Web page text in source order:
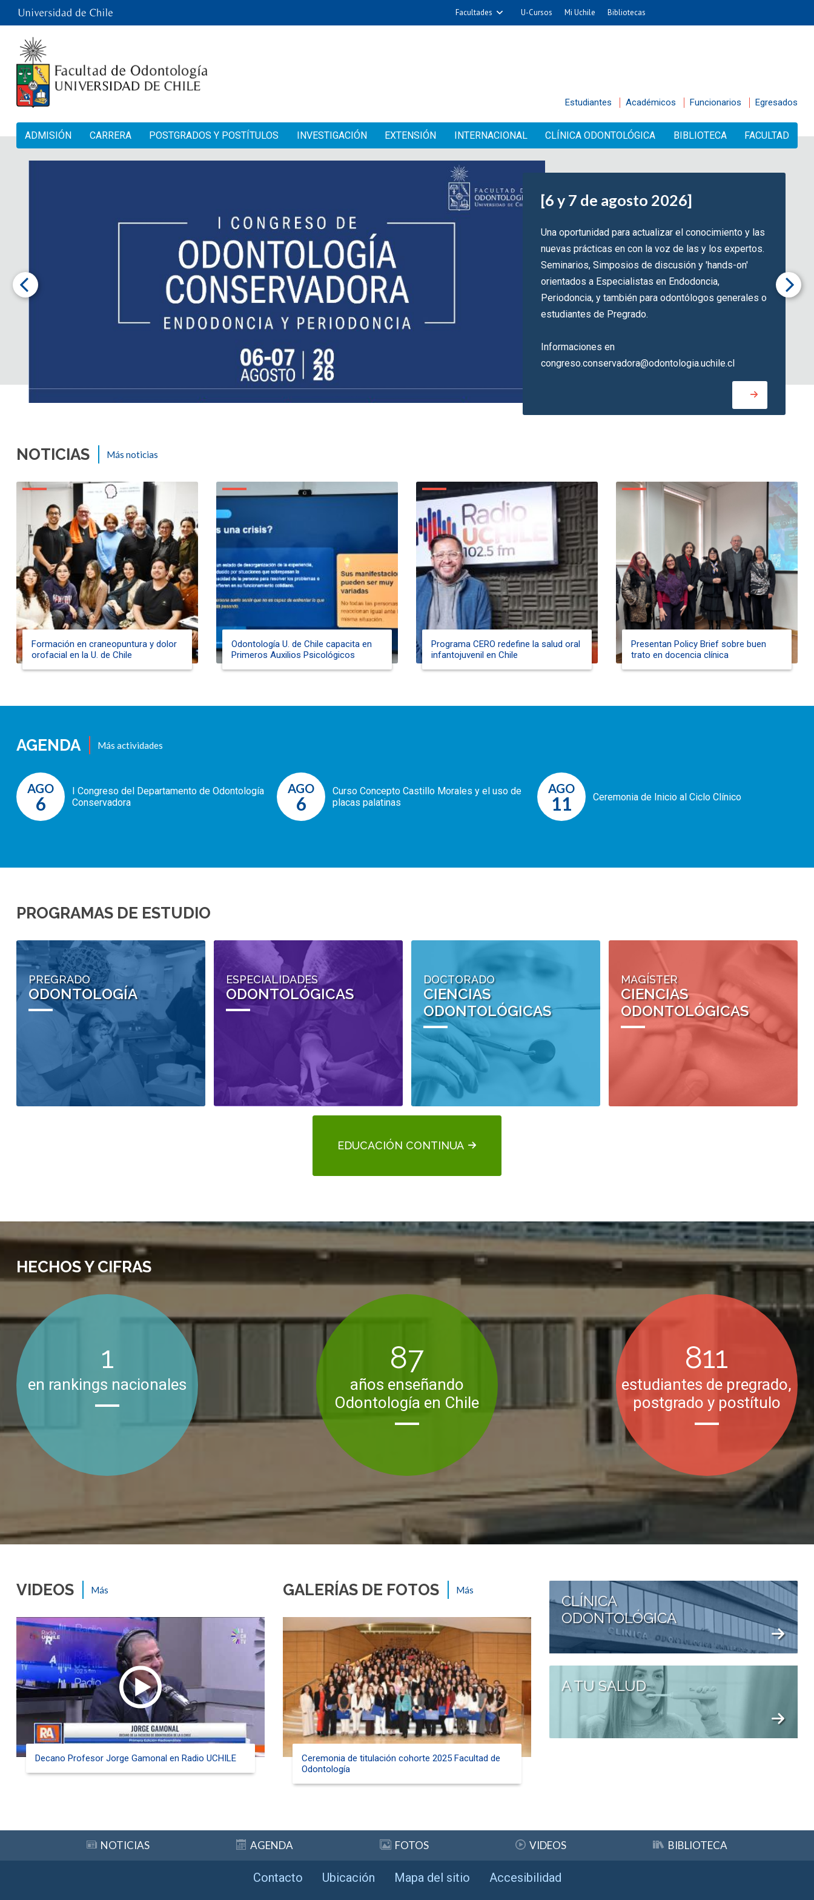
Facultades U-Cursos Mi Uchile Bibliotecas
Estudiantes Académicos Funcionarios Egresados
ADMISIÓN CARRERA POSTGRADOS Y POSTÍTULOS INVESTIGACIÓN EXTENSIÓN INTERNACIONAL CLÍNICA ODONTOLÓGICA BIBLIOTECA FACULTAD
[6 y 7 de agosto 2026]
Una oportunidad para actualizar el conocimiento y las
nuevas prácticas en con la voz de las y los expertos.
Seminarios, Simposios de discusión y 'hands-on'
orientados a Especialistas en Endodoncia,
Periodoncia, y también para odontólogos generales o
estudiantes de Pregrado.
Informaciones en
congreso.conservadora@odontologia.uchile.cl
NOTICIAS Más noticias
Formación en craneopuntura y dolor
orofacial en la U. de Chile
Odontología U. de Chile capacita en
Primeros Auxilios Psicológicos
Programa CERO redefine la salud oral
infantojuvenil en Chile
Presentan Policy Brief sobre buen
trato en docencia clínica
AGENDA Más actividades
AGO
6
I Congreso del Departamento de Odontología
Conservadora
AGO
6
Curso Concepto Castillo Morales y el uso de
placas palatinas
AGO
11 Ceremonia de Inicio al Ciclo Clínico
PROGRAMAS DE ESTUDIO
ODONTOLOGÍA
PREGRADO
ODONTOLÓGICAS
ESPECIALIDADES
CIENCIAS
ODONTOLÓGICAS
DOCTORADO
CIENCIAS
ODONTOLÓGICAS
MAGÍSTER
EDUCACIÓN CONTINUA
HECHOS Y CIFRAS
1
en rankings nacionales
109
años enseñando
Odontología en Chile
1022
estudiantes de pregrado,
postgrado y postítulo
VIDEOS Más
Decano Profesor Jorge Gamonal en Radio UCHILE
GALERÍAS DE FOTOS Más
Ceremonia de titulación cohorte 2025 Facultad de
Odontología
CLÍNICA
ODONTOLÓGICA
A TU SALUD
NOTICIAS AGENDA FOTOS VIDEOS BIBLIOTECA
Contacto Ubicación Mapa del sitio Accesibilidad